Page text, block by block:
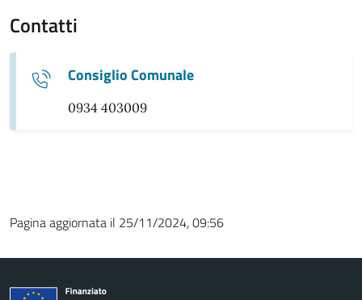
Contatti
Consiglio Comunale
0934 403009
Pagina aggiornata il 25/11/2024, 09:56